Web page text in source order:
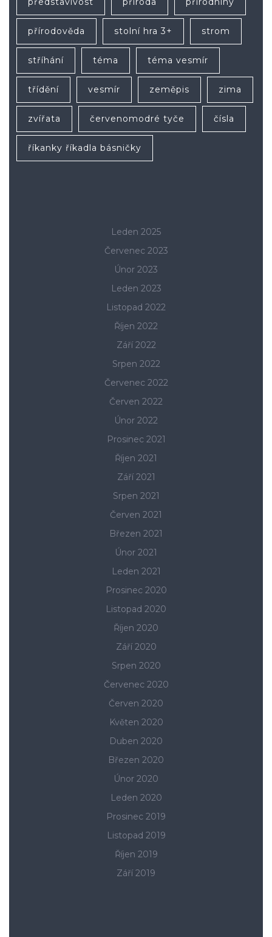
přírodověda stolní hra 3+ strom
stříhání téma téma vesmír
třídění vesmír zeměpis zima
zvířata červenomodré tyče čísla
říkanky říkadla básničky
Leden 2025
Červenec 2023
Únor 2023
Leden 2023
Listopad 2022
Říjen 2022
Září 2022
Srpen 2022
Červenec 2022
Červen 2022
Únor 2022
Prosinec 2021
Říjen 2021
Září 2021
Srpen 2021
Červen 2021
Březen 2021
Únor 2021
Leden 2021
Prosinec 2020
Listopad 2020
Říjen 2020
Září 2020
Srpen 2020
Červenec 2020
Červen 2020
Květen 2020
Duben 2020
Březen 2020
Únor 2020
Leden 2020
Prosinec 2019
Listopad 2019
Říjen 2019
Září 2019